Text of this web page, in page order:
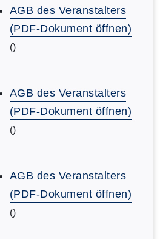
AGB des Veranstalters
(PDF-Dokument öffnen)
()
AGB des Veranstalters
(PDF-Dokument öffnen)
()
AGB des Veranstalters
(PDF-Dokument öffnen)
()